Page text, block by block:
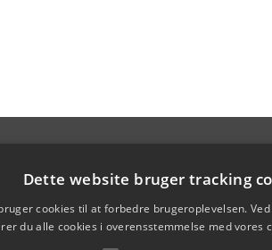
Dette website bruger tracking
cookies til at forbedre brugeroplevelsen.
du alle cookies i overensstemmelse med vores